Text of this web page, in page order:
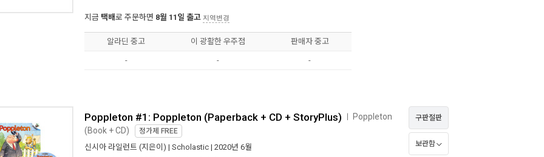
지금 택배로 주문하면 8월 11일 출고 지역변경
알라딘 중고 이 광활한 우주점 판매자 중고
- - -
Poppleton #1: Poppleton (Paperback + CD + StoryPlus) Poppleton
(Book + CD) 정가제 FREE
신시아 라일런트 (지은이) | Scholastic | 2020년 6월
구판절판
보관함